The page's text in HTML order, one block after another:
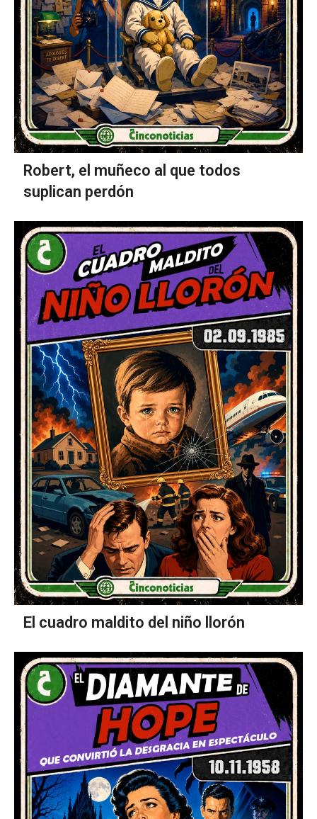
Robert, el muñeco al que todos
suplican perdón
El cuadro maldito del niño llorón